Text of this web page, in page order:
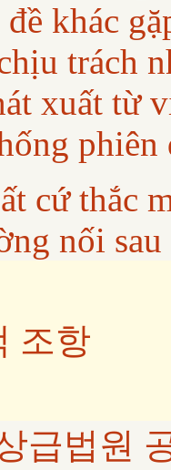
khác
trách
xuất từ
cứ thắc
nối
조항
급법원